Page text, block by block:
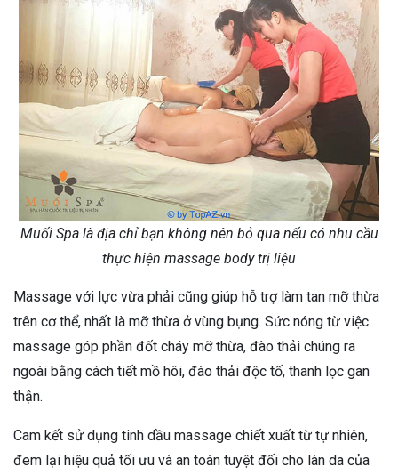
Muối Spa là địa chỉ bạn không nên bỏ qua nếu có nhu cầu
thực hiện massage body trị liệu
Massage với lực vừa phải cũng giúp hỗ trợ làm tan mỡ thừa
trên cơ thể, nhất là mỡ thừa ở vùng bụng. Sức nóng từ việc
massage góp phần đốt cháy mỡ thừa, đào thải chúng ra
ngoài bằng cách tiết mồ hôi, đào thải độc tố, thanh lọc gan
thận.
Cam kết sử dụng tinh dầu massage chiết xuất từ tự nhiên,
đem lại hiệu quả tối ưu và an toàn tuyệt đối cho làn da của